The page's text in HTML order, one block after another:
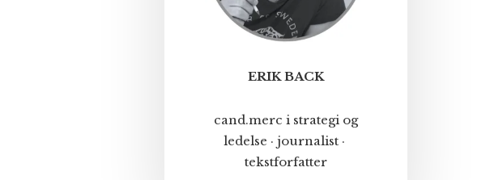
ERIK BACK
cand.merc i strategi og
ledelse · journalist ·
tekstforfatter